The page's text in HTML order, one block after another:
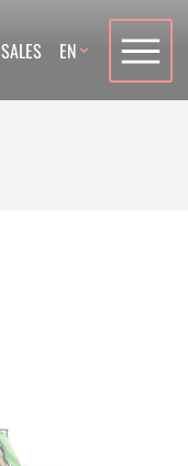
SALES Language
EN